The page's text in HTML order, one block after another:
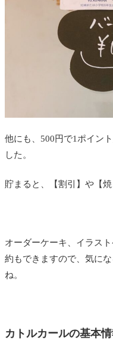
他にも、500円で1ポイン
した。
貯まると、【割引】や【
オーダーケーキ、イラス
約もできますので、気に
ね。
カトルカールの基本